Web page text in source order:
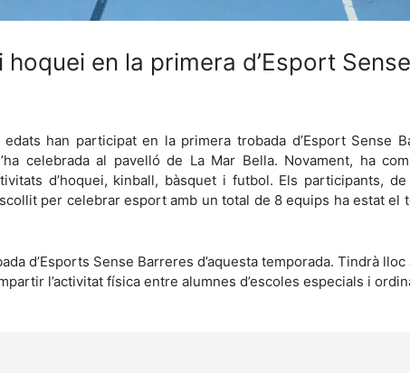
en la primera d’Esport
han participat en la primera trobada d’Esport Sense
celebrada al pavelló de La Mar Bella. Novament, ha
d’hoquei, kinball, bàsquet i futbol. Els participants,
per celebrar esport amb un total de 8 equips ha estat
d’Esports Sense Barreres d’aquesta temporada. Tindrà
l’activitat física entre alumnes d’escoles especials i